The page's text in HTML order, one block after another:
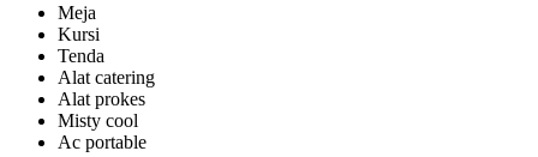
Meja
Kursi
Tenda
Alat catering
Alat prokes
Misty cool
Ac portable